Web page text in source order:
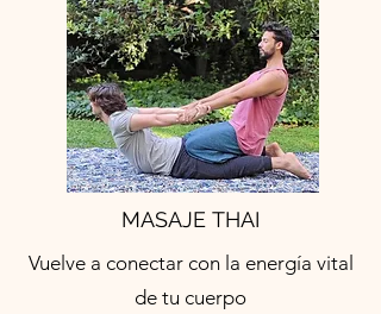
MASAJE THAI
Vuelve a conectar con la energía vital
de tu cuerpo